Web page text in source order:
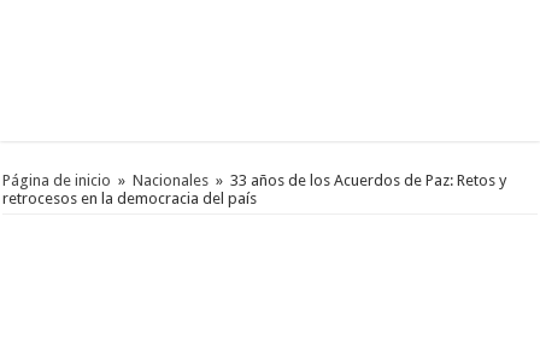
Página de inicio » Nacionales » 33 años de los Acuerdos de Paz: Retos y
retrocesos en la democracia del país